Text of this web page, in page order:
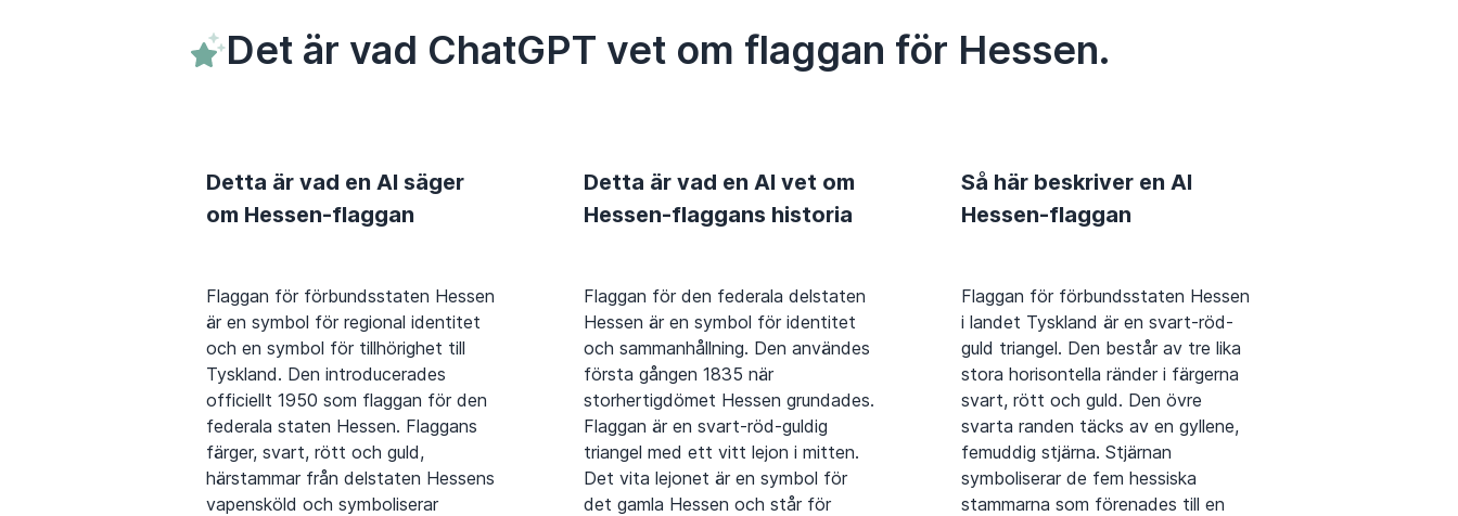
Det är vad ChatGPT vet om flaggan för Hessen.
Detta är vad en AI säger
om Hessen-flaggan
Flaggan för förbundsstaten Hessen
är en symbol för regional identitet
och en symbol för tillhörighet till
Tyskland. Den introducerades
officiellt 1950 som flaggan för den
federala staten Hessen. Flaggans
färger, svart, rött och guld,
härstammar från delstaten Hessens
vapensköld och symboliserar
Detta är vad en AI vet om
Hessen-flaggans historia
Flaggan för den federala delstaten
Hessen är en symbol för identitet
och sammanhållning. Den användes
första gången 1835 när
storhertigdömet Hessen grundades.
Flaggan är en svart-röd-guldig
triangel med ett vitt lejon i mitten.
Det vita lejonet är en symbol för
det gamla Hessen och står för
Så här beskriver en AI
Hessen-flaggan
Flaggan för förbundsstaten Hessen
i landet Tyskland är en svart-röd-
guld triangel. Den består av tre lika
stora horisontella ränder i färgerna
svart, rött och guld. Den övre
svarta randen täcks av en gyllene,
femuddig stjärna. Stjärnan
symboliserar de fem hessiska
stammarna som förenades till en